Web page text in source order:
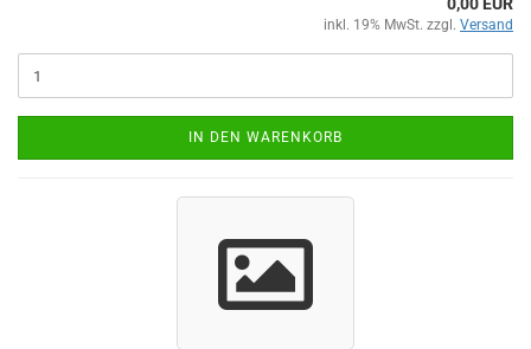
inkl. 19% MwSt. zzgl. Versand
IN DEN WARENKORB